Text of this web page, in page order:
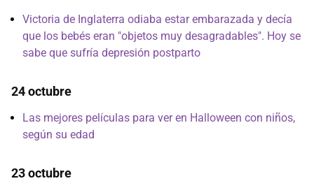
Victoria de Inglaterra odiaba estar embarazada y decía
que los bebés eran "objetos muy desagradables". Hoy se
sabe que sufría depresión postparto
24 octubre
Las mejores películas para ver en Halloween con niños,
según su edad
23 octubre